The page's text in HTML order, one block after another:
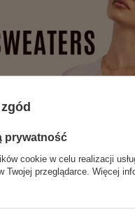
prywatność
cookie w celu realizacji
Twojej przeglądarce. Więcej